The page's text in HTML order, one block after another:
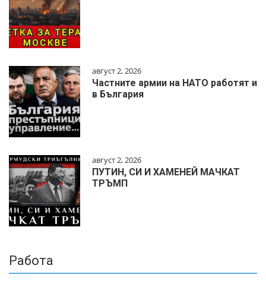
август 2, 2026
Частните армии на НАТО работят и
в България
август 2, 2026
ПУТИН, СИ И ХАМЕНЕЙ МАЧКАТ
ТРЪМП
Работа